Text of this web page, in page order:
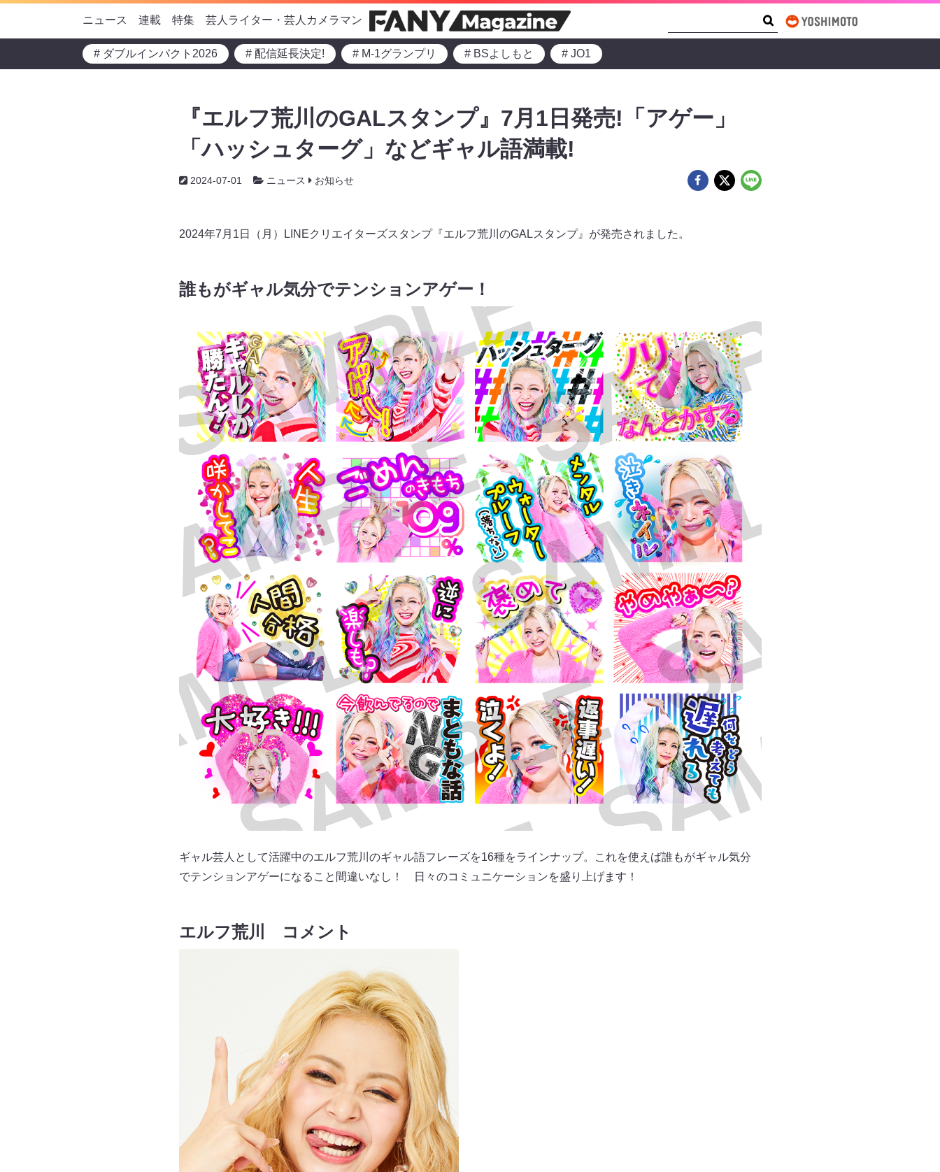
ニュース 連載 特集 芸人ライター・芸人カメラマン
# ダブルインパクト2026 # 配信延長決定! # M-1グランプリ # BSよしもと # JO1
『エルフ荒川のGALスタンプ』7月1日発売!「アゲー」
「ハッシュターグ」などギャル語満載!
2024-07-01 ニュース お知らせ
2024年7月1日（月）LINEクリエイターズスタンプ『エルフ荒川のGALスタンプ』が発売されました。
誰もがギャル気分でテンションアゲー！
ギャル芸人として活躍中のエルフ荒川のギャル語フレーズを16種をラインナップ。これを使えば誰もがギャル気分
でテンションアゲーになること間違いなし！ 日々のコミュニケーションを盛り上げます！
エルフ荒川 コメント